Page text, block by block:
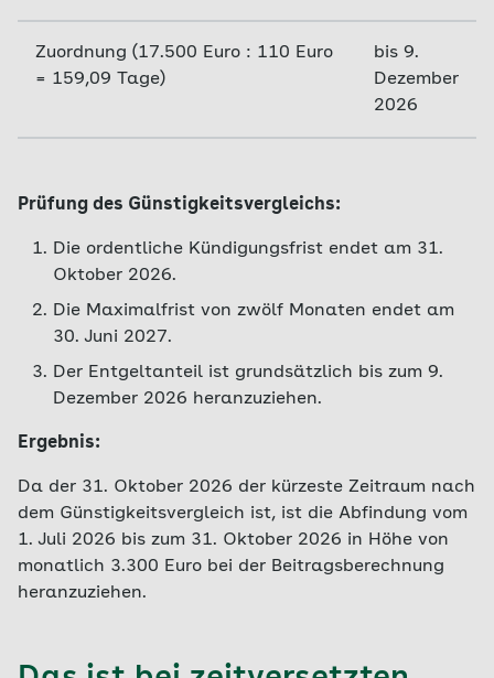
Zuordnung (17.500 Euro : 110 Euro
= 159,09 Tage)
bis 9.
Dezember
2026
Prüfung des Günstigkeitsvergleichs:
Die ordentliche Kündigungsfrist endet am 31.
Oktober 2026.
Die Maximalfrist von zwölf Monaten endet am
30. Juni 2027.
Der Entgeltanteil ist grundsätzlich bis zum 9.
Dezember 2026 heranzuziehen.
Ergebnis:
Da der 31. Oktober 2026 der kürzeste Zeitraum nach
dem Günstigkeitsvergleich ist, ist die Abfindung vom
1. Juli 2026 bis zum 31. Oktober 2026 in Höhe von
monatlich 3.300 Euro bei der Beitragsberechnung
heranzuziehen.